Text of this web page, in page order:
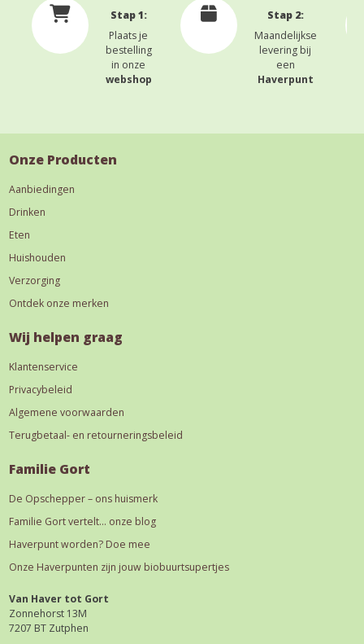
Stap 1:
Plaats je
bestelling
in onze
webshop
Stap 2:
Maandelijkse
levering bij
een
Haverpunt
Onze Producten
Aanbiedingen
Drinken
Eten
Huishouden
Verzorging
Ontdek onze merken
Wij helpen graag
Klantenservice
Privacybeleid
Algemene voorwaarden
Terugbetaal- en retourneringsbeleid
Familie Gort
De Opschepper – ons huismerk
Familie Gort vertelt… onze blog
Haverpunt worden? Doe mee
Onze Haverpunten zijn jouw biobuurtsupertjes
Van Haver tot Gort
Zonnehorst 13M
7207 BT Zutphen